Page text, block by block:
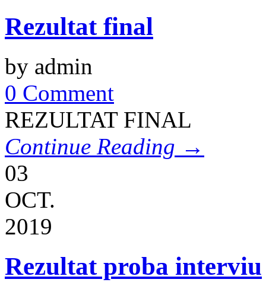
Rezultat final
by admin
0 Comment
REZULTAT FINAL
Continue Reading →
03
OCT.
2019
Rezultat proba interviu